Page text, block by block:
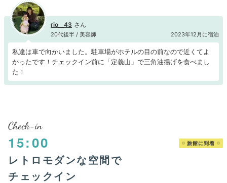
rio__43
20代後半 / 美容師 2023年12月に宿泊
私達は車で向かいました。駐車場がホテルの目の前なので近くてよ
かったです！チェックイン前に「定義山」で三角油揚げを食べまし
た！
Check-in
15:00 旅館に到着
レトロモダンな空間で
チェックイン